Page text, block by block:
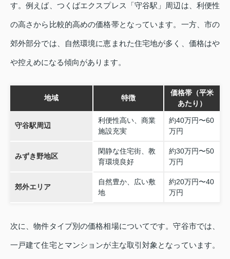
す。例えば、つくばエクスプレス「守谷駅」周辺は、利便性
の高さから比較的高めの価格帯となっています。一方、市の
郊外部分では、自然環境に恵まれた住宅地が多く、価格はや
や控えめになる傾向があります。
地域 特徴
価格帯（平米
あたり）
守谷駅周辺
利便性高い、商業
施設充実
約40万円〜60
万円
みずき野地区
閑静な住宅街、教
育環境良好
約30万円〜50
万円
郊外エリア
自然豊か、広い敷
地
約20万円〜40
万円
次に、物件タイプ別の価格相場についてです。守谷市では、
一戸建て住宅とマンションが主な取引対象となっています。